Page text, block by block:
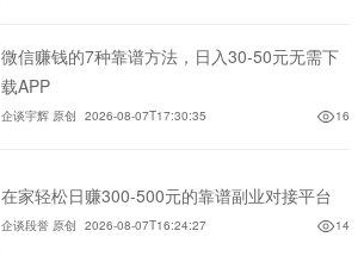
微信赚钱的7种靠谱方法，日入30-50元无需下
载APP
企谈宇辉 原创 2026-08-07T17:30:35 16
在家轻松日赚300-500元的靠谱副业对接平台
企谈段誉 原创 2026-08-07T16:24:27 14